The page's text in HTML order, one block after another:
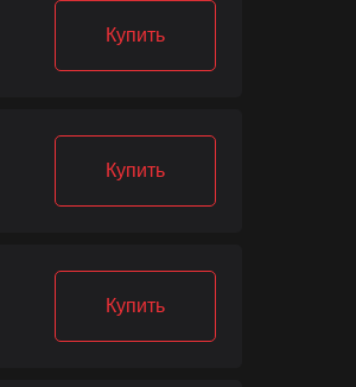
Купить
Купить
Купить